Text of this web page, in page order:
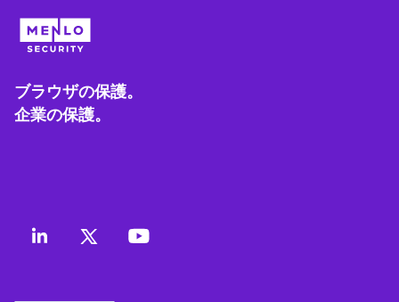
ブラウザの保護。
企業の保護。